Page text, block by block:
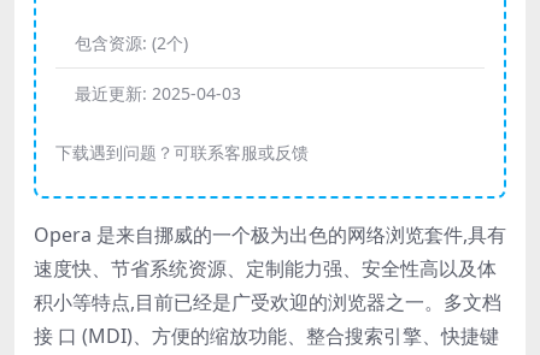
包含资源: (2个)
最近更新: 2025-04-03
下载遇到问题？可联系客服或反馈
Opera 是来自挪威的一个极为出色的网络浏览套件,具有
速度快、节省系统资源、定制能力强、安全性高以及体
积小等特点,目前已经是广受欢迎的浏览器之一。多文档
接 口 (MDI)、方便的缩放功能、整合搜索引擎、快捷键